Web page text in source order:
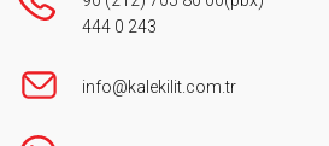
444 0 243
info@kalekilit.com.tr